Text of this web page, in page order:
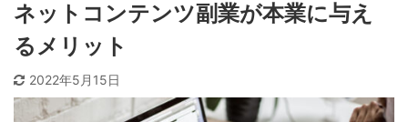
ネットコンテンツ副業が本業に与え
るメリット
2022年5月15日